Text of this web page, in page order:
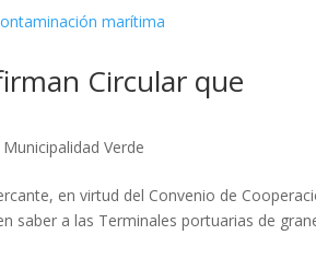
Circular que
Municipalidad Verde
en virtud del Convenio de
saber a las Terminales portuarias de